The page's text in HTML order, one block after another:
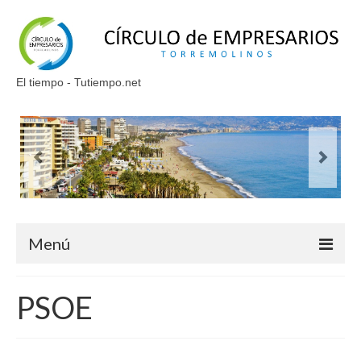
El tiempo - Tutiempo.net
Menú
Quienes somos
PSOE